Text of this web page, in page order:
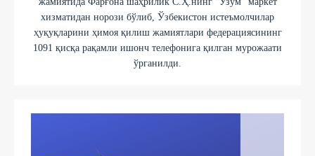
хизматидан норози бўлиб, Ўзбекистон истеъмолчилар
ҳуқуқларини ҳимоя қилиш жамиятлари федерациясининг
1091 қисқа рақамли ишонч телефонига қилган мурожаати
ўрганилди.